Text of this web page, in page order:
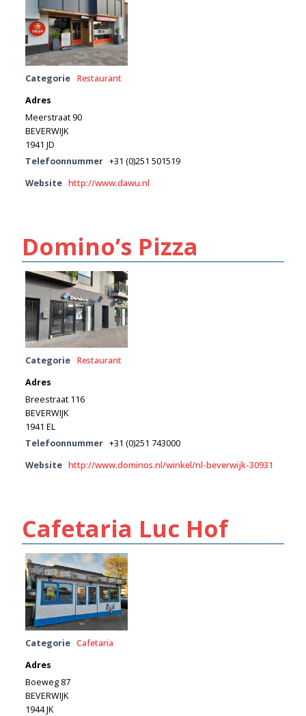
Categorie Restaurant
Adres
Meerstraat 90
BEVERWIJK
1941 JD
Telefoonnummer +31 (0)251 501519
Website http://www.dawu.nl
Domino’s Pizza
Categorie Restaurant
Adres
Breestraat 116
BEVERWIJK
1941 EL
Telefoonnummer +31 (0)251 743000
Website http://www.dominos.nl/winkel/nl-beverwijk-30931
Cafetaria Luc Hof
Categorie Cafetaria
Adres
Boeweg 87
BEVERWIJK
1944 JK